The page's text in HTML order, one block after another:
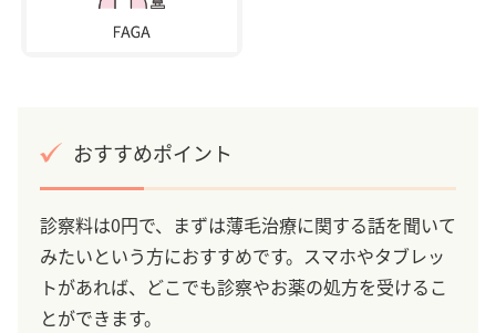
おすすめポイント
診察料は0円で、まずは薄毛治療に関する話を聞いて
みたいという方におすすめです。スマホやタブレッ
トがあれば、どこでも診察やお薬の処方を受けるこ
とができます。